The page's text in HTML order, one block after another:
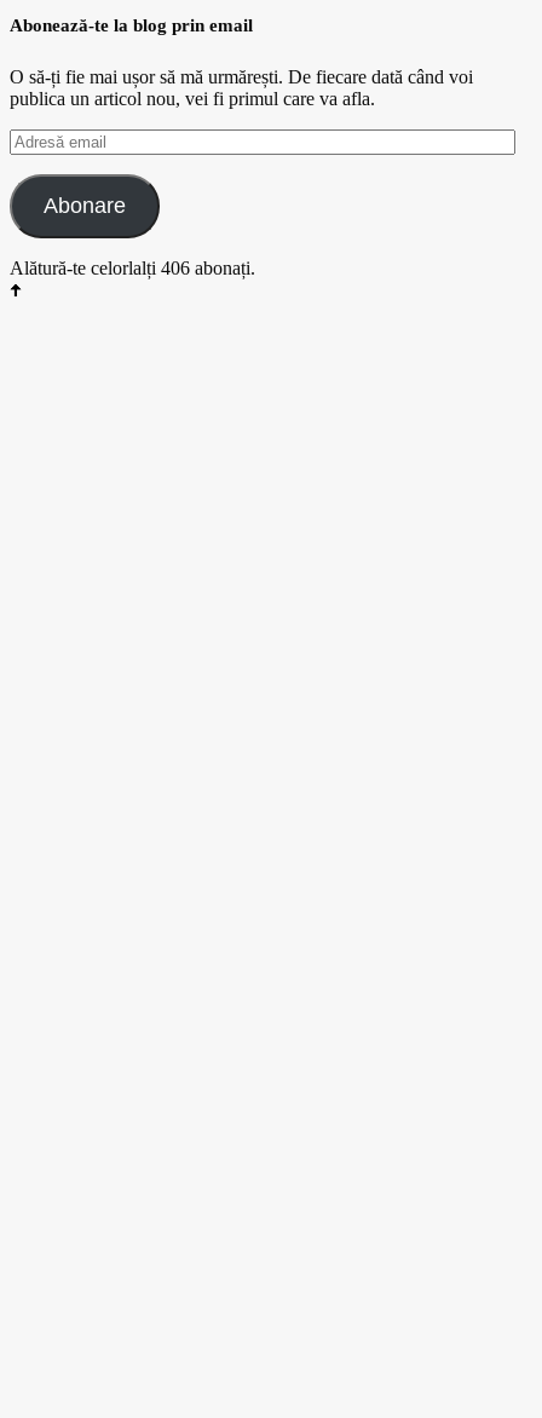
Abonează-te la blog prin email
O să-ți fie mai ușor să mă urmărești. De fiecare dată când voi
publica un articol nou, vei fi primul care va afla.
Adresă
email
Abonare
Alătură-te celorlalți 406 abonați.